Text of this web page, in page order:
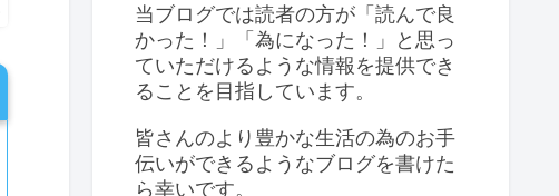
当ブログでは読者の方が「読んで良
かった！」「為になった！」と思っ
ていただけるような情報を提供でき
ることを目指しています。
皆さんのより豊かな生活の為のお手
伝いができるようなブログを書けた
ら幸いです。